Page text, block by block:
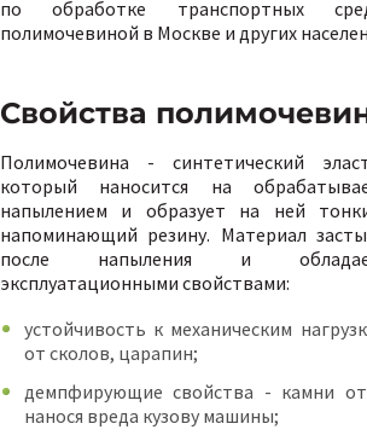
по обработке транспортных
полимочевиной в Москве и других
Свойства
Полимочевина - синтетический
который наносится на
напылением и образует на ней
напоминающий резину. Материал
после напыления и
эксплуатационными свойствами:
устойчивость к механическим
от сколов, царапин;
демпфирующие свойства - камни
нанося вреда кузову машины;